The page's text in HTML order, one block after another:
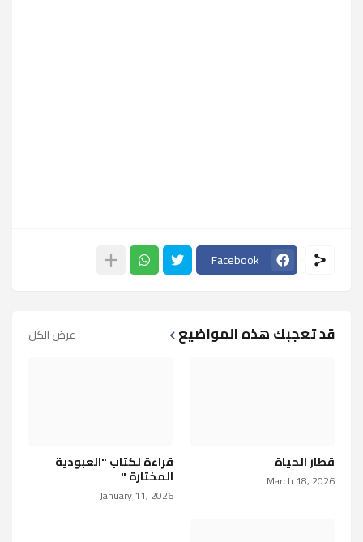
Facebook
قد تعجبك هذه المواضيع عرض الكل
قطار الحياة
March 18, 2026
قراءة لكتاب "العبودية
المختارة "
January 11, 2026